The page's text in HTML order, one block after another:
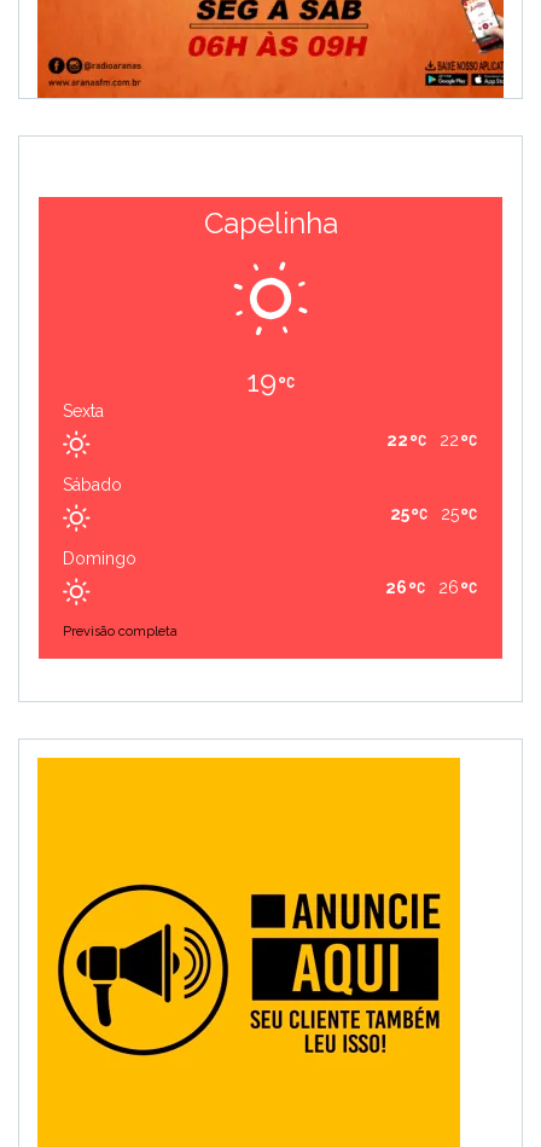
Capelinha
19
Sexta
22
22
Sábado
25
25
Domingo
26
26
Previsão completa